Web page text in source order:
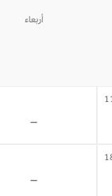
أربعاء
-
-